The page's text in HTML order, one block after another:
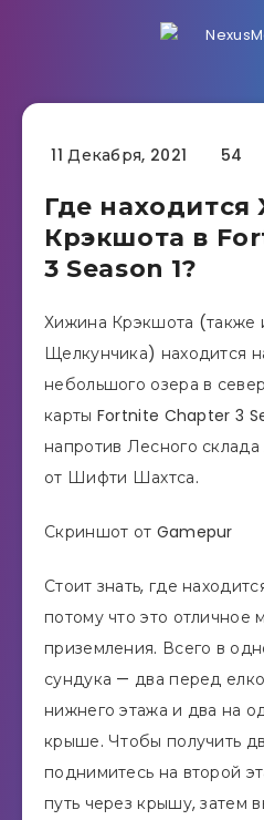
11 Декабря, 2021 54
Где
Крэкшота в
3 Season 1?
Хижина Крэкшота (также
Щелкунчика) находится
небольшого озера в
карты Fortnite Chapter 3
напротив Лесного
от Шифти Шахтса.
Скриншот от Gamepur
Стоит знать, где
потому что это отличное
приземления. Всего в
сундука — два перед
нижнего этажа и два на
крыше. Чтобы получить
поднимитесь на второй
путь через крышу, затем